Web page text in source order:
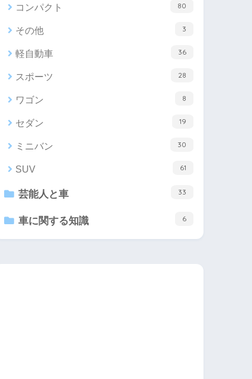
コンパクト 80
その他 3
軽自動車 36
スポーツ 28
ワゴン 8
セダン 19
ミニバン 30
SUV 61
芸能人と車 33
車に関する知識 6